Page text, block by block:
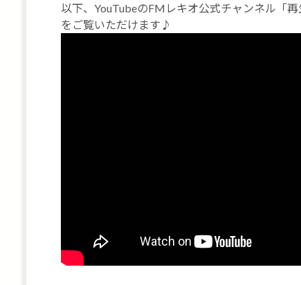
以下、YouTubeのFMレキオ公式チャンネル「
をご覧いただけます♪